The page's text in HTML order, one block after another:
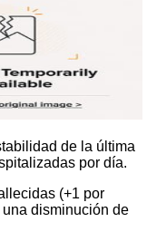
de la última
por día.
(+1 por
disminución de